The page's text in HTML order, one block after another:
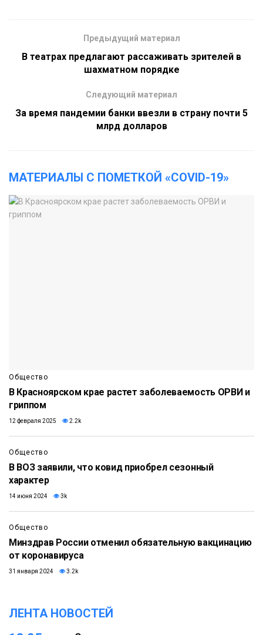
Предыдущий материал
В театрах предлагают рассаживать зрителей в
шахматном порядке
Следующий материал
За время пандемии банки ввезли в страну почти 5
млрд долларов
МАТЕРИАЛЫ С ПОМЕТКОЙ «COVID-19»
Общество
В Красноярском крае растет заболеваемость ОРВИ и
гриппом
12 февраля 2025 2.2k
Общество
В ВОЗ заявили, что ковид приобрел сезонный
характер
14 июня 2024 3k
Общество
Минздрав России отменил обязательную вакцинацию
от коронавируса
31 января 2024 3.2k
ЛЕНТА НОВОСТЕЙ